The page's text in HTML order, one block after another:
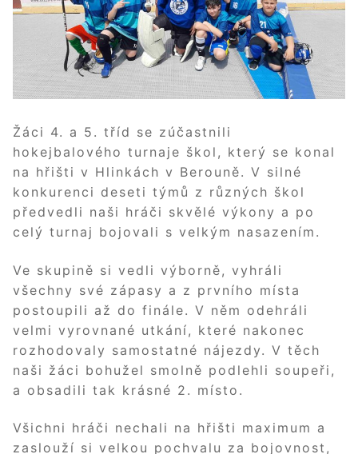
Žáci 4. a 5. tříd se zúčastnili
hokejbalového turnaje škol, který se konal
na hřišti v Hlinkách v Berouně. V silné
konkurenci deseti týmů z různých škol
předvedli naši hráči skvělé výkony a po
celý turnaj bojovali s velkým nasazením.
Ve skupině si vedli výborně, vyhráli
všechny své zápasy a z prvního místa
postoupili až do finále. V něm odehráli
velmi vyrovnané utkání, které nakonec
rozhodovaly samostatné nájezdy. V těch
naši žáci bohužel smolně podlehli soupeři,
a obsadili tak krásné 2. místo.
Všichni hráči nechali na hřišti maximum a
zaslouží si velkou pochvalu za bojovnost,